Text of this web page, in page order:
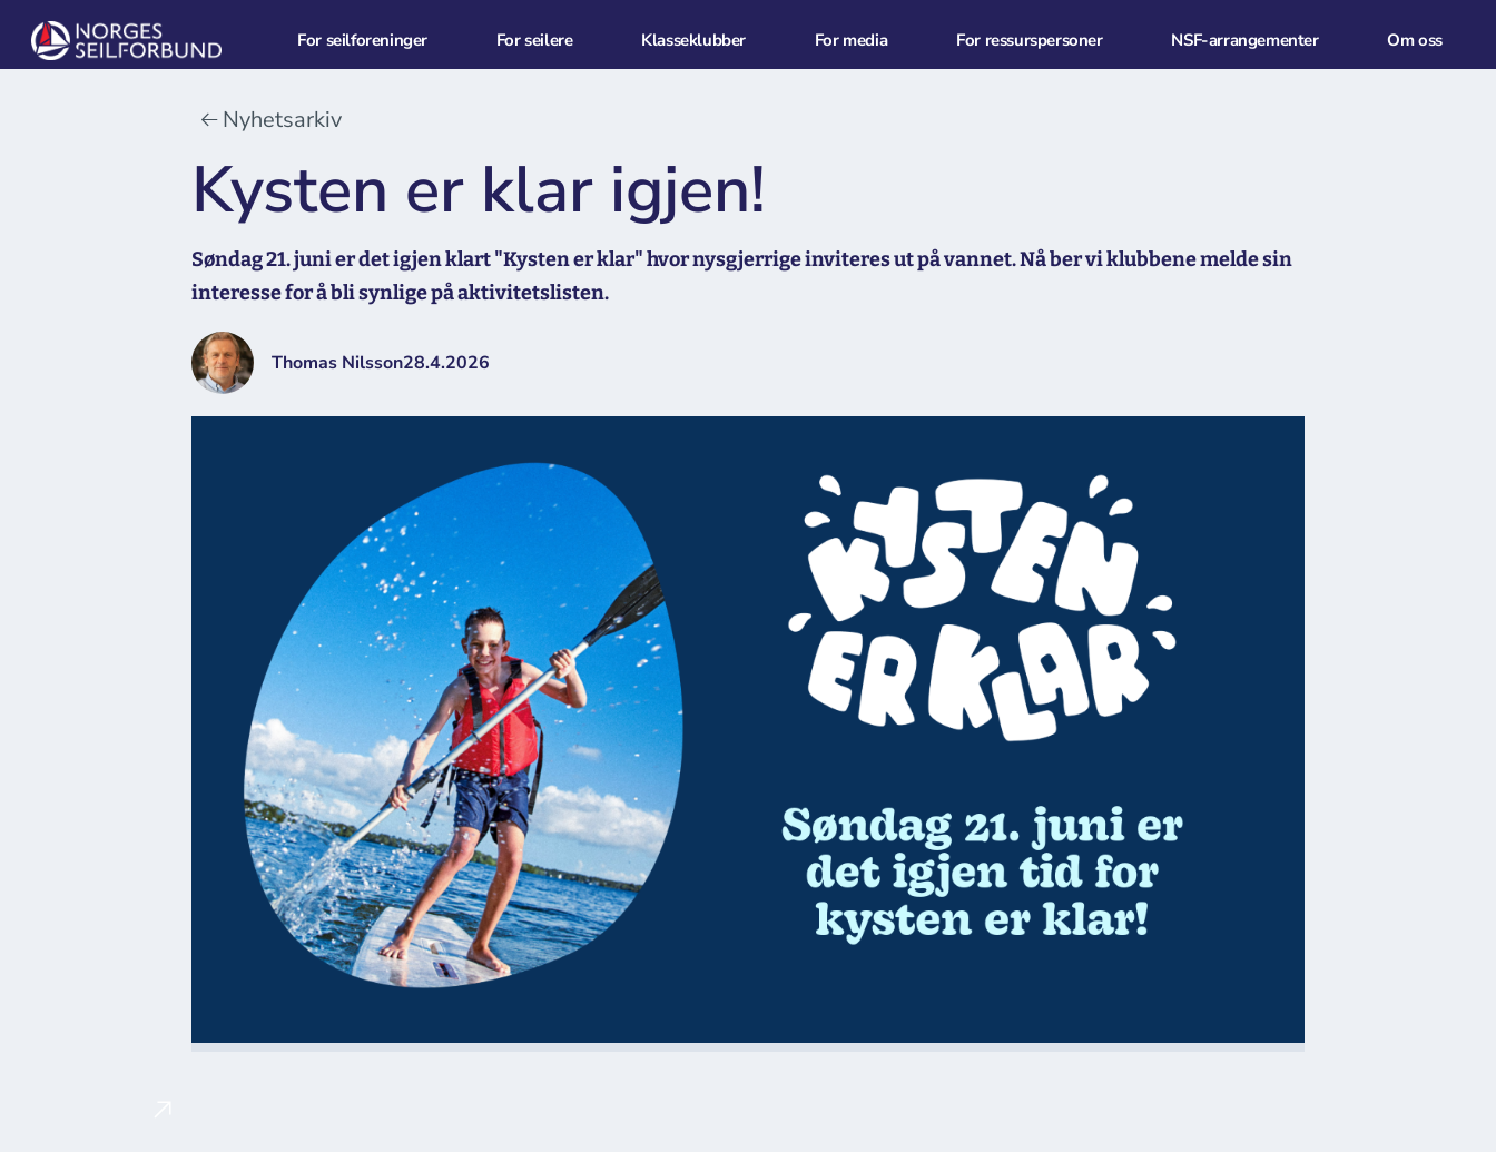
For seilforeninger For seilere Klasseklubber For media For ressurspersoner NSF-arrangementer Om oss
Nyhetsarkiv
Kysten er klar igjen!
Søndag 21. juni er det igjen klart "Kysten er klar" hvor nysgjerrige inviteres ut på vannet. Nå ber vi klubbene melde sin
interesse for å bli synlige på aktivitetslisten.
Thomas Nilsson28.4.2026